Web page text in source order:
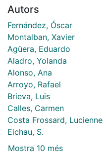
Autors
Fernández, Óscar
Montalban, Xavier
Agüera, Eduardo
Aladro, Yolanda
Alonso, Ana
Arroyo, Rafael
Brieva, Luis
Calles, Carmen
Costa Frossard, Lucienne
Eichau, S.
Mostra 10 més